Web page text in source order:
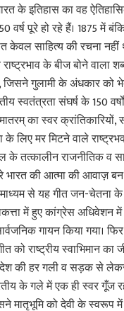
के इतिहास का वह
वर्ष पूरे हो रहे हैं। 1875 में
केवल साहित्य की रचना नहीं
राष्ट्रभाव के बीज बोने
जिसने गुलामी के अंधकार को
स्वतंत्रता संघर्ष के 150
का स्वर
के लिए मर मिटने वाले
के तत्कालीन राजनीतिक व
भारत की आत्मा की आवाज़
से यह गीत जन-चेतना के
में हुए कांग्रेस अधिवेशन में
गायन किया गया।
को राष्ट्रीय स्वाभिमान का
की हर गली व सड़क से लेकर
के गले में एक ही स्वर गूँज
मातृभूमि को देवी के स्वरूप